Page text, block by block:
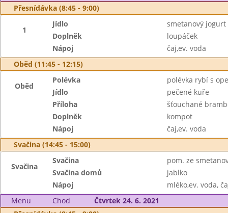
Přesnídávka (8:45 - 9:00)
1
Jídlo
smetanový jogurt
Doplněk
loupáček
Nápoj
čaj,ev. voda
Oběd (11:45 - 12:15)
Oběd
Polévka
polévka rybí s
Jídlo
pečené kuře
Příloha
šťouchané
Doplněk
kompot
Nápoj
čaj,ev. voda
Svačina (14:45 - 15:00)
Svačina
Svačina
pom. ze
Svačina domů
jablko
Nápoj
mléko,ev. voda,
Menu
Chod
Čtvrtek 24. 6. 2021